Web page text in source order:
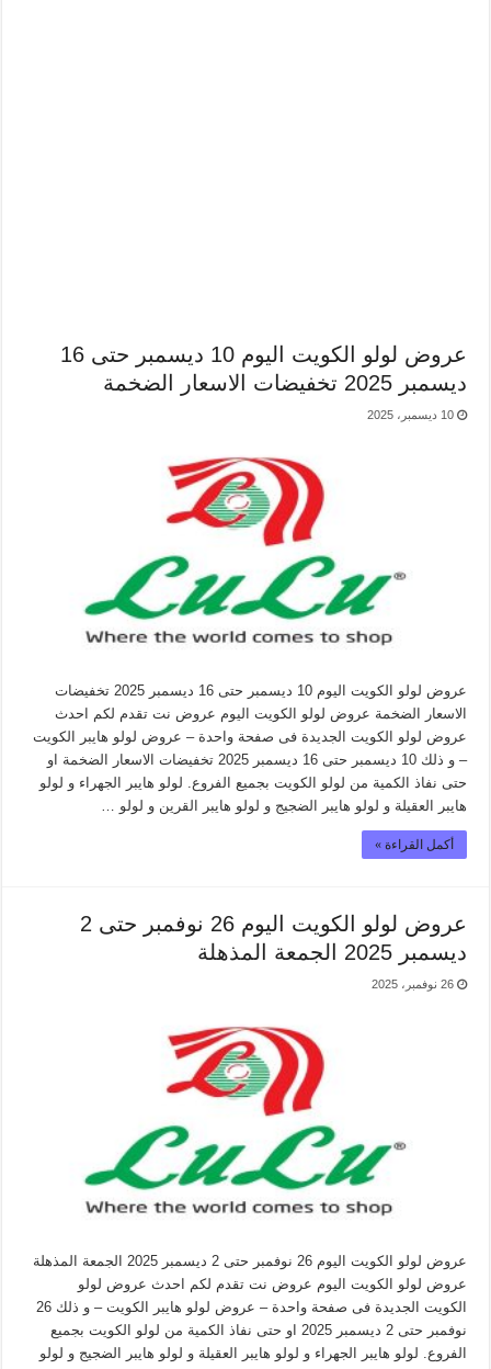
عروض لولو الكويت اليوم 10 ديسمبر حتى 16
ديسمبر 2025 تخفيضات الاسعار الضخمة
10 ديسمبر، 2025
عروض لولو الكويت اليوم 10 ديسمبر حتى 16 ديسمبر 2025 تخفيضات
الاسعار الضخمة عروض لولو الكويت اليوم عروض نت تقدم لكم احدث
عروض لولو الكويت الجديدة فى صفحة واحدة – عروض لولو هايبر الكويت
– و ذلك 10 ديسمبر حتى 16 ديسمبر 2025 تخفيضات الاسعار الضخمة او
حتى نفاذ الكمية من لولو الكويت بجميع الفروع. لولو هايبر الجهراء و لولو
هايبر العقيلة و لولو هايبر الضجيج و لولو هايبر القرين و لولو …
أكمل القراءة »
عروض لولو الكويت اليوم 26 نوفمبر حتى 2
ديسمبر 2025 الجمعة المذهلة
26 نوفمبر، 2025
عروض لولو الكويت اليوم 26 نوفمبر حتى 2 ديسمبر 2025 الجمعة المذهلة
عروض لولو الكويت اليوم عروض نت تقدم لكم احدث عروض لولو
الكويت الجديدة فى صفحة واحدة – عروض لولو هايبر الكويت – و ذلك 26
نوفمبر حتى 2 ديسمبر 2025 او حتى نفاذ الكمية من لولو الكويت بجميع
الفروع. لولو هايبر الجهراء و لولو هايبر العقيلة و لولو هايبر الضجيج و لولو